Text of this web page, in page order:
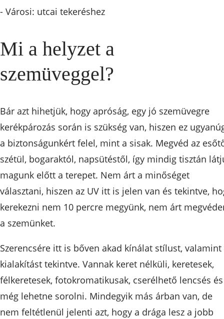
- Városi: utcai tekeréshez
Mi a helyzet a
szemüveggel?
Bár azt hihetjük, hogy apróság, egy jó szemüvegre
kerékpározás során is szükség van, hiszen ez
a biztonságunkért felel, mint a sisak. Megvéd az
szétül, bogaraktól, napsütéstől, így mindig tisztán
magunk előtt a terepet. Nem árt a minőséget
választani, hiszen az UV itt is jelen van és tekintve,
kerekezni nem 10 percre megyünk, nem árt
a szemünket.
Szerencsére itt is bőven akad kínálat stílust, valamint
kialakítást tekintve. Vannak keret nélküli, keretesek,
félkeretesek, fotokromatikusak, cserélhető lencsés és
még lehetne sorolni. Mindegyik más árban van, de
nem feltétlenül jelenti azt, hogy a drága lesz a jobb